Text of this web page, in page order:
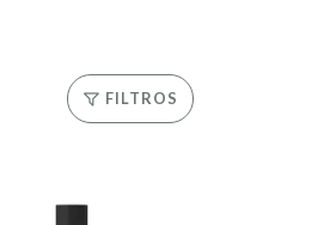
FILTROS